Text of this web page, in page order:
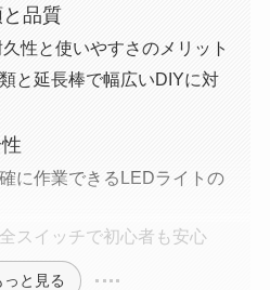
品質
性と使いやすさのメリット
と延長棒で幅広いDIYに対
に作業できるLEDライトの
スイッチで初心者も安心
っと見る